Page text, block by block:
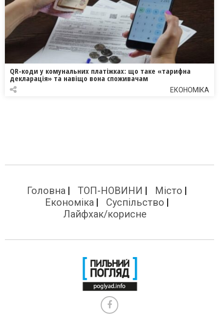
QR-коди у комунальних платіжках: що таке «тарифна
декларація» та навіщо вона споживачам
ЕКОНОМІКА
Головна ТОП-НОВИНИ
Місто
Економіка
Суспільство
Лайфхак/корисне